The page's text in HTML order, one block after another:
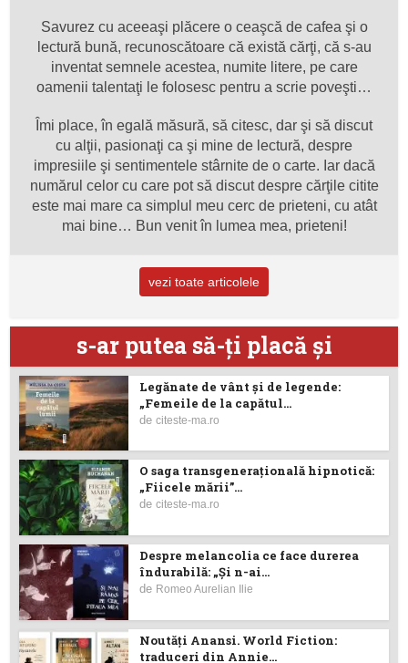
Savurez cu aceeaşi plăcere o ceaşcă de cafea şi o
lectură bună, recunoscătoare că există cărţi, că s-au
inventat semnele acestea, numite litere, pe care
oamenii talentaţi le folosesc pentru a scrie poveşti…
Îmi place, în egală măsură, să citesc, dar şi să discut
cu alţii, pasionaţi ca şi mine de lectură, despre
impresiile şi sentimentele stârnite de o carte. Iar dacă
numărul celor cu care pot să discut despre cărţile citite
este mai mare ca simplul meu cerc de prieteni, cu atât
mai bine… Bun venit în lumea mea, prieteni!
vezi toate articolele
s-ar putea să-ţi placă şi
Legănate de vânt și de legende:
„Femeile de la capătul...
deciteste-ma.ro
O saga transgenerațională hipnotică:
„Fiicele mării”...
deciteste-ma.ro
Despre melancolia ce face durerea
îndurabilă: „Și n-ai...
de Romeo Aurelian Ilie
Noutăţi Anansi. World Fiction:
traduceri din Annie...